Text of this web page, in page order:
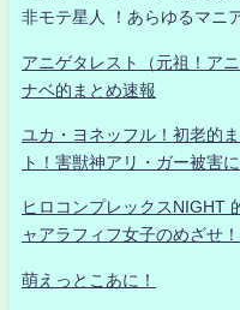
非モテ星人 ！あらゆるマニ
アニゲタレスト（元祖！ア
ナベ的まとめ速報
ユカ・ヨネッフル！初老的
ト！害獣神アリ・ガー被害
ヒロコンプレックスNIGHT
ャアラフィフ女子のめざせ
萌えっとこあに！